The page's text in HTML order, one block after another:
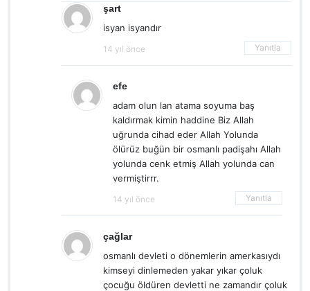
şart
isyan isyandır
14 yıl önce Yanıtla
efe
adam olun lan atama soyuma baş
kaldırmak kimin haddine Biz Allah
uğrunda cihad eder Allah Yolunda
ölürüz buğün bir osmanlı padişahı Allah
yolunda cenk etmiş Allah yolunda can
vermiştirrr.
14 yıl önce Yanıtla
çağlar
osmanlı devleti o dönemlerin amerkasıydı
kimseyi dinlemeden yakar yıkar çoluk
çocuğu öldüren devletti ne zamandır çoluk